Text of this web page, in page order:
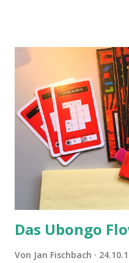
Das Ubongo
Von Jan Fischbach